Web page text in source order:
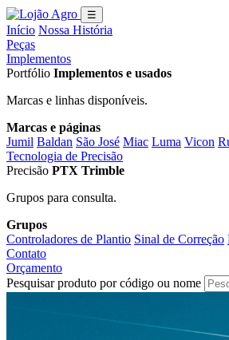
☰
Início Nossa História
Peças
Implementos
Portfólio Implementos e usados
Marcas e linhas disponíveis.
Marcas e páginas
Jumil Baldan São José Miac Luma Vicon
Tecnologia de Precisão
Precisão PTX Trimble
Grupos para consulta.
Grupos
Controladores de Plantio Sinal de Correção
Contato
Orçamento
Pesquisar produto por código ou nome